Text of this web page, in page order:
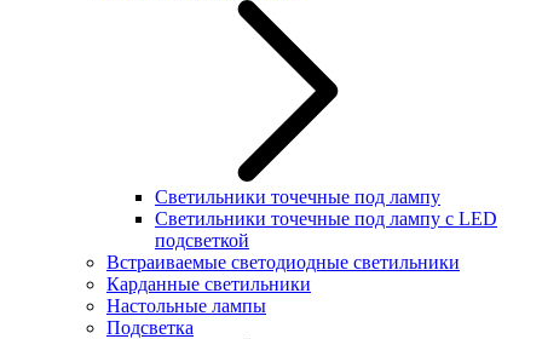
Светильники точечные под лампу
Светильники точечные под лампу с LED
подсветкой
Встраиваемые светодиодные светильники
Карданные светильники
Настольные лампы
Подсветка